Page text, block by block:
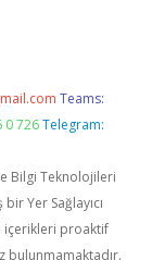
Teams:
0 726 Telegram:
Bilgi Teknolojileri
Yer Sağlayıcı
içerikleri proaktif
bulunmamaktadır.